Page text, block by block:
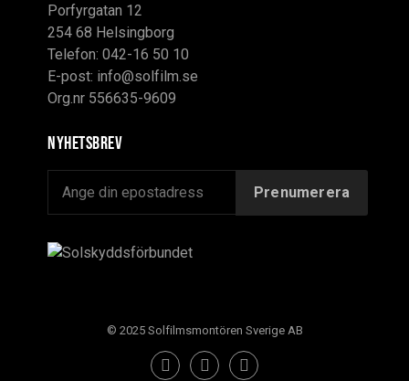
Porfyrgatan 12
254 68 Helsingborg
Telefon: 042-16 50 10
E-post: info@solfilm.se
Org.nr 556635-9609
Nyhetsbrev
© 2025 Solfilmsmontören Sverige AB